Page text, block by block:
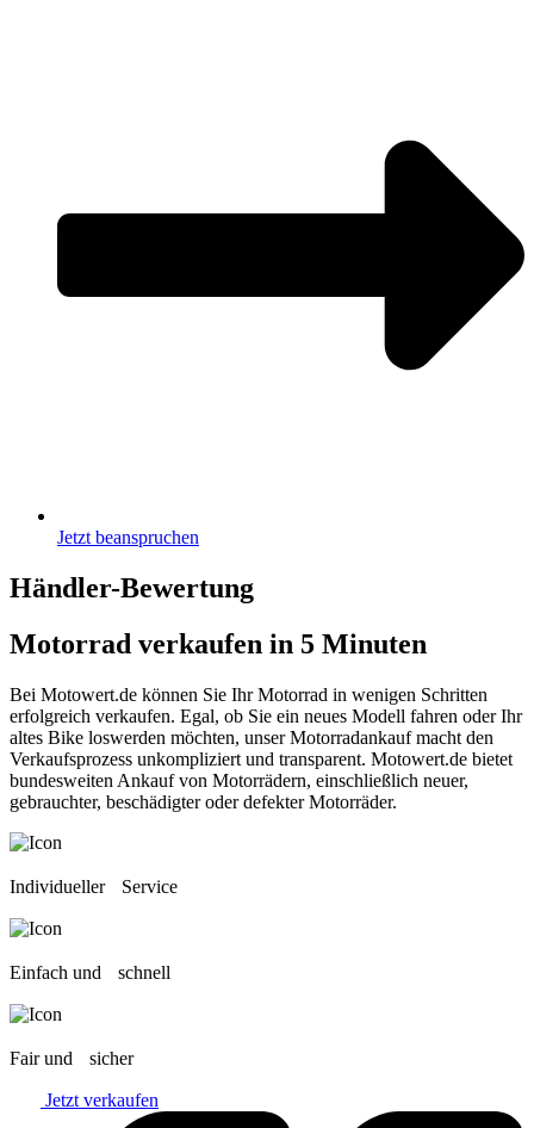
Jetzt beanspruchen
Händler-Bewertung
Motorrad verkaufen in 5 Minuten
Bei Motowert.de können Sie Ihr Motorrad in wenigen Schritten
erfolgreich verkaufen. Egal, ob Sie ein neues Modell fahren oder Ihr
altes Bike loswerden möchten, unser Motorradankauf macht den
Verkaufsprozess unkompliziert und transparent. Motowert.de bietet
bundesweiten Ankauf von Motorrädern, einschließlich neuer,
gebrauchter, beschädigter oder defekter Motorräder.
Individueller Service
Einfach und schnell
Fair und sicher
Jetzt verkaufen